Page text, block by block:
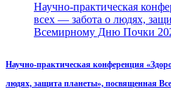
Научно-практическая
всех — забота о людях,
Всемирному Дню Почки
Научно-практическая конференция
людях, защита планеты», посвященная